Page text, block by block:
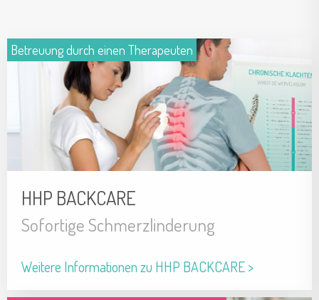
China
Betreuung durch einen Therapeuten
HHP BACKCARE
Sofortige Schmerzlinderung
Weitere Informationen zu HHP BACKCARE >